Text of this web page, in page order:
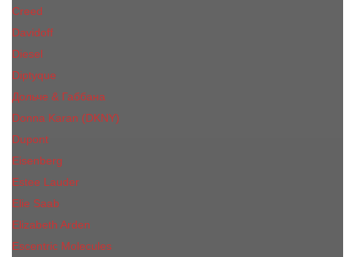
Creed
Davidoff
Diesel
Diptyque
Дольче & Габбана
Donna Karan (DKNY)
Dupont
Eisenberg
Еsteе Lаudеr
Elie Saab
Elizabeth Arden
Escentric Molecules